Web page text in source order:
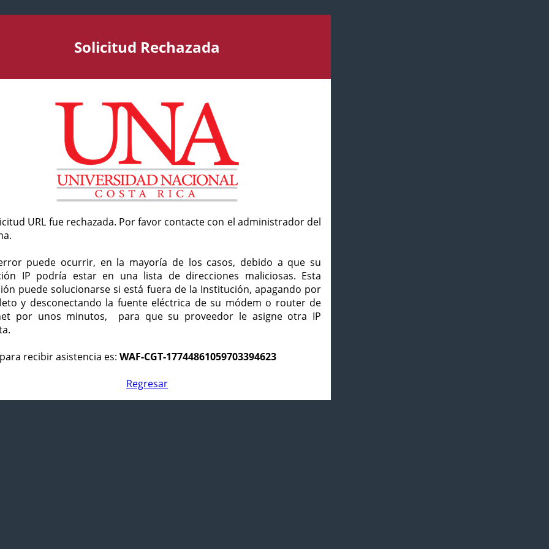
Solicitud Rechazada
URL fue rechazada. Por favor contacte con el administrador del
puede ocurrir, en la mayoría de los casos, debido a que su
IP podría estar en una lista de direcciones maliciosas. Esta
puede solucionarse si está fuera de la Institución, apagando por
y desconectando la fuente eléctrica de su módem o router de
por unos minutos, para que su proveedor le asigne otra IP
recibir asistencia es: WAF-CGT-17744861059703394623
Regresar